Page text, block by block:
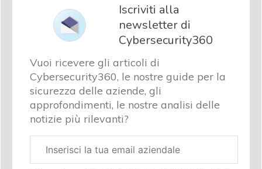
Iscriviti alla
newsletter di
Cybersecurity360
Vuoi ricevere gli articoli di
Cybersecurity360, le nostre guide per la
sicurezza delle aziende, gli
approfondimenti, le nostre analisi delle
notizie più rilevanti?
aziendale